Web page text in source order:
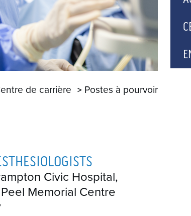
de carrière Postes à pourvoir
Civic Hospital,
Memorial Centre